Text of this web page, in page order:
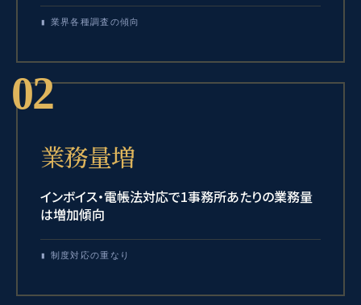
▮ 業界各種調査の傾向
02
業務量増
インボイス・電帳法対応で1事務所あたりの業務量
は増加傾向
▮ 制度対応の重なり